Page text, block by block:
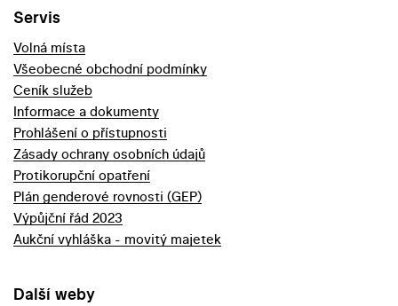
Servis
Volná místa
Všeobecné obchodní podmínky
Ceník služeb
Informace a dokumenty
Prohlášení o přístupnosti
Zásady ochrany osobních údajů
Protikorupční opatření
Plán genderové rovnosti (GEP)
Výpůjční řád 2023
Aukční vyhláška - movitý majetek
Další weby